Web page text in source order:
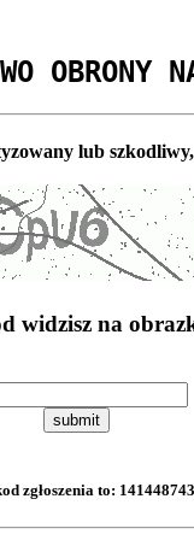
OBRONY
lub
widzisz na
submit
zgłoszenia to: